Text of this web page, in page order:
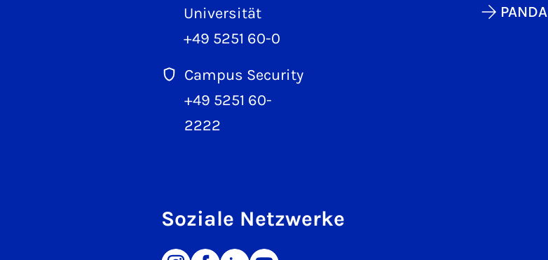
Universität
+49 5251 60-0
Campus Security
+49 5251 60-
2222
PANDA
Soziale Netzwerke